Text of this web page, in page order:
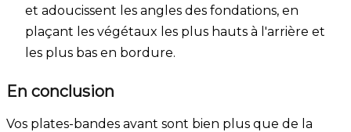
et adoucissent les angles des fondations, en
plaçant les végétaux les plus hauts à l'arrière et
les plus bas en bordure.
En conclusion
Vos plates-bandes avant sont bien plus que de la